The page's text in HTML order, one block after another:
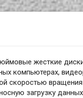
жесткие
компьютерах,
скоростью
загрузку